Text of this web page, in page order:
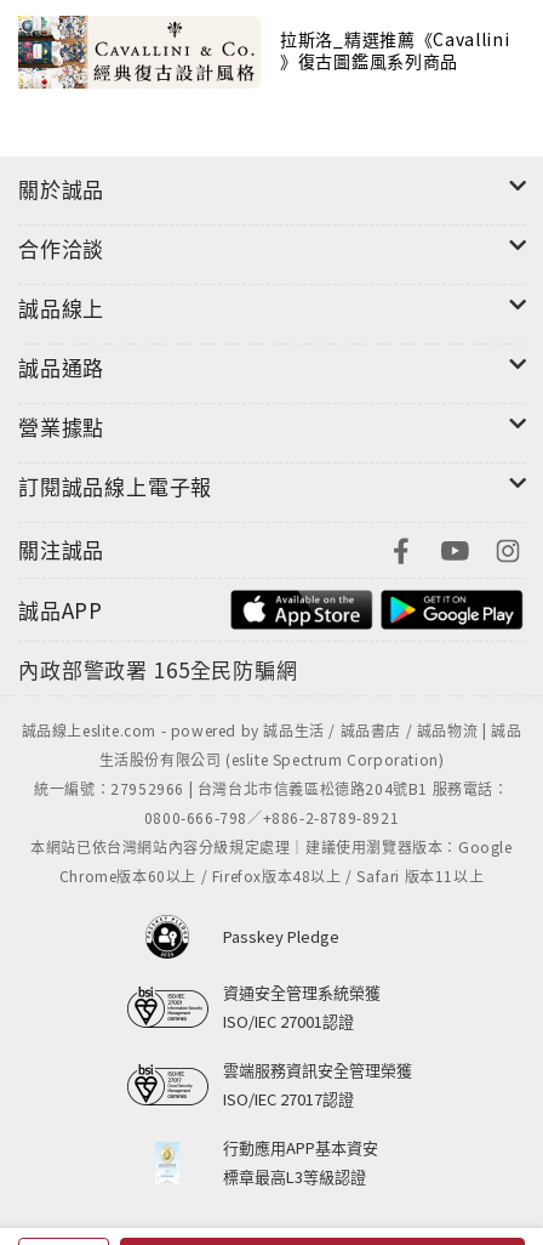
拉斯洛_精選推薦《Cavallini
》復古圖鑑風系列商品
關於誠品
合作洽談
誠品線上
誠品通路
營業據點
訂閱誠品線上電子報
關注誠品
誠品APP
內政部警政署 165全民防騙網
誠品線上eslite.com - powered by 誠品生活 / 誠品書店 / 誠品物流 | 誠品
生活股份有限公司 (eslite Spectrum Corporation)
統一編號：27952966 | 台灣台北市信義區松德路204號B1 服務電話：
0800-666-798／+886-2-8789-8921
本網站已依台灣網站內容分級規定處理｜建議使用瀏覽器版本：Google
Chrome版本60以上 / Firefox版本48以上 / Safari 版本11以上
Passkey Pledge
資通安全管理系統榮獲
ISO/IEC 27001認證
雲端服務資訊安全管理榮獲
ISO/IEC 27017認證
行動應用APP基本資安
標章最高L3等級認證